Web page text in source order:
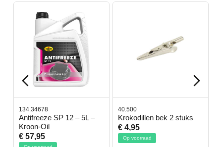
134.34678
Antifreeze SP 12 – 5L –
Kroon-Oil
€ 57,95
40.500
Krokodillen bek 2 stuks
€ 4,95
Op voorraad